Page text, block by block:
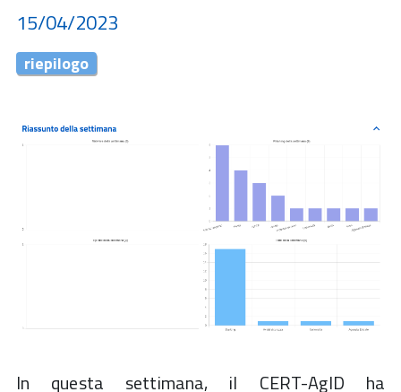
15/04/2023
riepilogo
In questa settimana, il CERT-AgID ha